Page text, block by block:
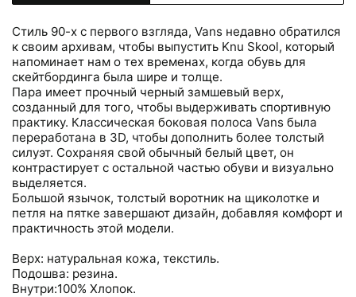
Стиль 90-х с первого взгляда, Vans недавно обратился
к своим архивам, чтобы выпустить Knu Skool, который
напоминает нам о тех временах, когда обувь для
скейтбординга была шире и толще.
Пара имеет прочный черный замшевый верх,
созданный для того, чтобы выдерживать спортивную
практику. Классическая боковая полоса Vans была
переработана в 3D, чтобы дополнить более толстый
силуэт. Сохраняя свой обычный белый цвет, он
контрастирует с остальной частью обуви и визуально
выделяется.
Большой язычок, толстый воротник на щиколотке и
петля на пятке завершают дизайн, добавляя комфорт и
практичность этой модели.
Верх: натуральная кожа, текстиль.
Подошва: резина.
Внутри:100% Хлопок.